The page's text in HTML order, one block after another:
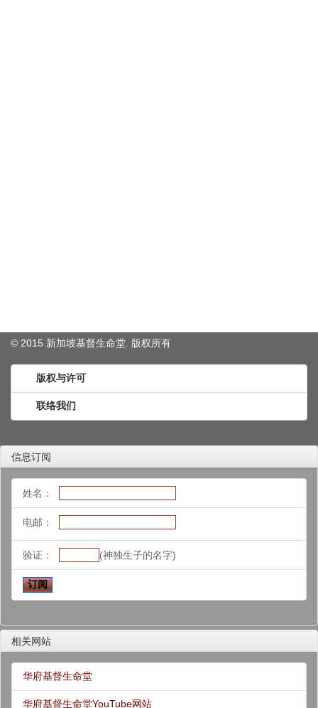
© 2015 新加坡基督生命堂. 版权所有
版权与许可
联络我们
信息订阅
姓名：
电邮：
验证： (神独生子的名字)
相关网站
华府基督生命堂
华府基督生命堂YouTube网站